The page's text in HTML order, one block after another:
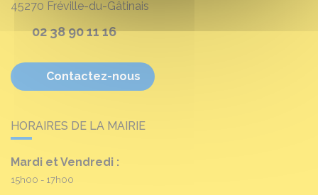
45270 Fréville-du-Gâtinais
02 38 90 11 16
Contactez-nous
HORAIRES DE LA MAIRIE
Mardi et Vendredi :
15h00 - 17h00